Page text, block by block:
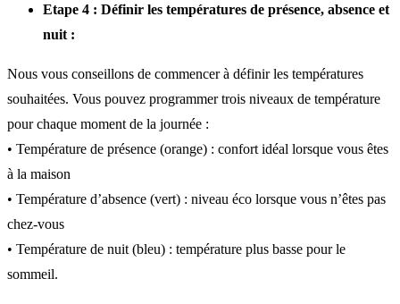
Etape 4 : Définir les températures de présence, absence et
nuit :
Nous vous conseillons de commencer à définir les températures
souhaitées. Vous pouvez programmer trois niveaux de température
pour chaque moment de la journée :
• Température de présence (orange) : confort idéal lorsque vous êtes
à la maison
• Température d’absence (vert) : niveau éco lorsque vous n’êtes pas
chez-vous
• Température de nuit (bleu) : température plus basse pour le
sommeil.